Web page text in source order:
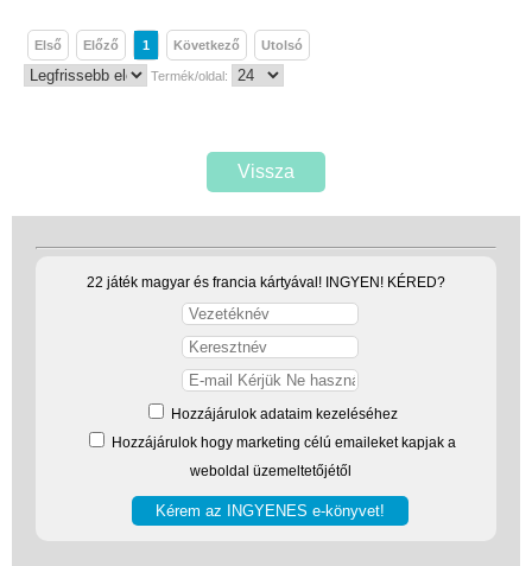
Első Előző 1 Következő Utolsó
Termék/oldal:
Vissza
22 játék magyar és francia kártyával! INGYEN! KÉRED?
Hozzájárulok adataim kezeléséhez
Hozzájárulok hogy marketing célú emaileket kapjak a
weboldal üzemeltetőjétől
Garancia
Játék rendelés - Az internetes
Reklamáció és Elállás